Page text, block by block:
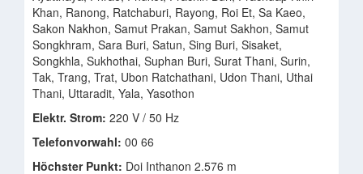
Khan, Ranong, Ratchaburi, Rayong, Roi Et, Sa Kaeo,
Sakon Nakhon, Samut Prakan, Samut Sakhon, Samut
Songkhram, Sara Buri, Satun, Sing Buri, Sisaket,
Songkhla, Sukhothai, Suphan Buri, Surat Thani, Surin,
Tak, Trang, Trat, Ubon Ratchathani, Udon Thani, Uthai
Thani, Uttaradit, Yala, Yasothon
Elektr. Strom: 220 V / 50 Hz
Telefonvorwahl: 00 66
Höchster Punkt: Doi Inthanon 2.576 m